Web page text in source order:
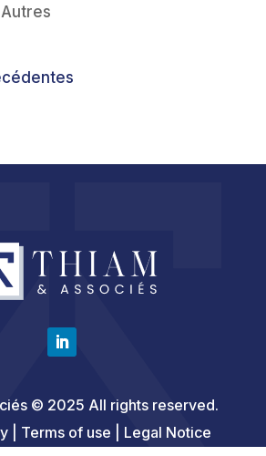
Autres
© 2025 All rights reserved.
| Terms of use | Legal Notice